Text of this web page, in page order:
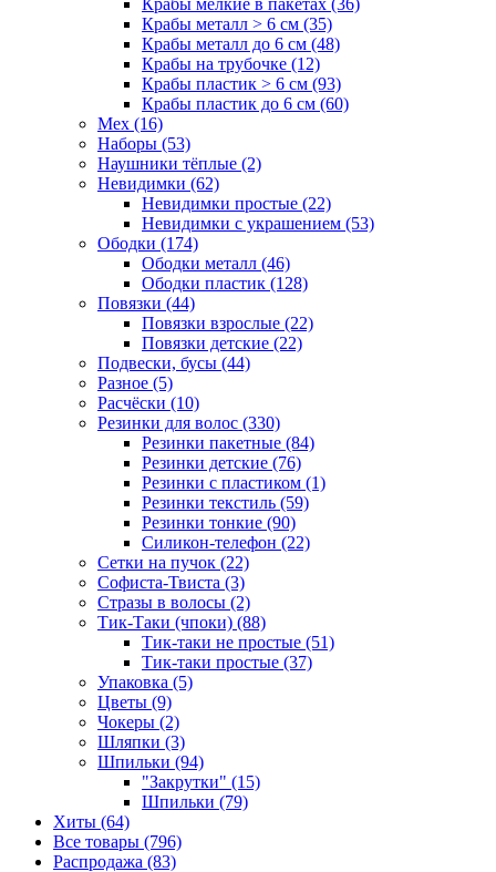
Крабы металл > 6 см (35)
Крабы металл до 6 см (48)
Крабы на трубочке (12)
Крабы пластик > 6 см (93)
Крабы пластик до 6 см (60)
Мех (16)
Наборы (53)
Наушники тёплые (2)
Невидимки (62)
Невидимки простые (22)
Невидимки с украшением (53)
Ободки (174)
Ободки металл (46)
Ободки пластик (128)
Повязки (44)
Повязки взрослые (22)
Повязки детские (22)
Подвески, бусы (44)
Разное (5)
Расчёски (10)
Резинки для волос (330)
Резинки пакетные (84)
Резинки детские (76)
Резинки с пластиком (1)
Резинки текстиль (59)
Резинки тонкие (90)
Силикон-телефон (22)
Сетки на пучок (22)
Софиста-Твиста (3)
Стразы в волосы (2)
Тик-Таки (чпоки) (88)
Тик-таки не простые (51)
Тик-таки простые (37)
Упаковка (5)
Цветы (9)
Чокеры (2)
Шляпки (3)
Шпильки (94)
"Закрутки" (15)
Шпильки (79)
Хиты (64)
Все товары (796)
Распродажа (83)